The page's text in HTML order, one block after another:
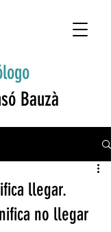
Bauzà
llegar.
no llegar